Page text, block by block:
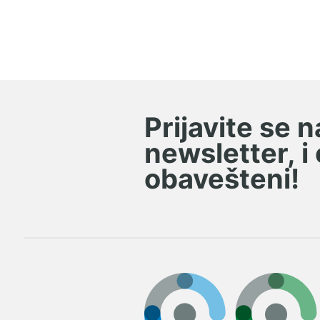
Pogoni i pogonski elementi
Tehnike povezivanja
Prijavite se
newsletter, i
obavešteni!